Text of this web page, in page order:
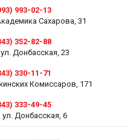
993-02-13
Сахарова, 31
352-82-88
Донбасская, 23
330-11-71
Комиссаров, 171
333-49-45
ул. Донбасская, 6